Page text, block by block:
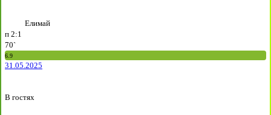
Елимай
п 2:1
70`
6.9
31.05.2025
В гостях